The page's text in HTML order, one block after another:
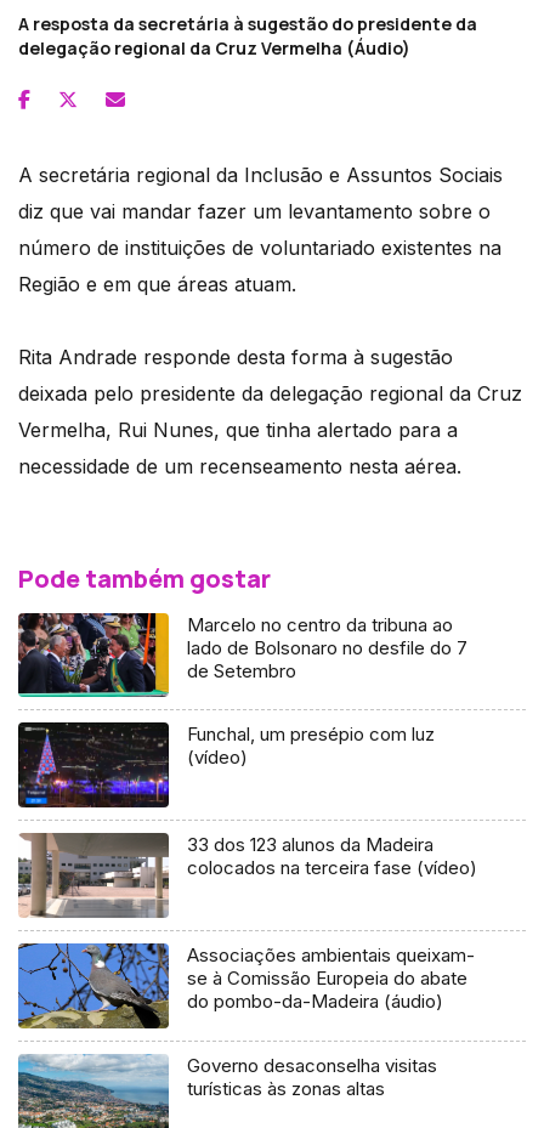
A resposta da secretária à sugestão do presidente da
delegação regional da Cruz Vermelha (Áudio)
A secretária regional da Inclusão e Assuntos Sociais
diz que vai mandar fazer um levantamento sobre o
número de instituições de voluntariado existentes na
Região e em que áreas atuam.
Rita Andrade responde desta forma à sugestão
deixada pelo presidente da delegação regional da Cruz
Vermelha, Rui Nunes, que tinha alertado para a
necessidade de um recenseamento nesta aérea.
Pode também gostar
Marcelo no centro da tribuna ao
lado de Bolsonaro no desfile do 7
de Setembro
Funchal, um presépio com luz
(vídeo)
33 dos 123 alunos da Madeira
colocados na terceira fase (vídeo)
Associações ambientais queixam-
se à Comissão Europeia do abate
do pombo-da-Madeira (áudio)
Governo desaconselha visitas
turísticas às zonas altas